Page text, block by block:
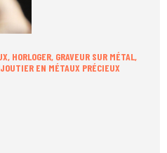
HORLOGER, GRAVEUR SUR MÉTAL,
EN MÉTAUX PRÉCIEUX